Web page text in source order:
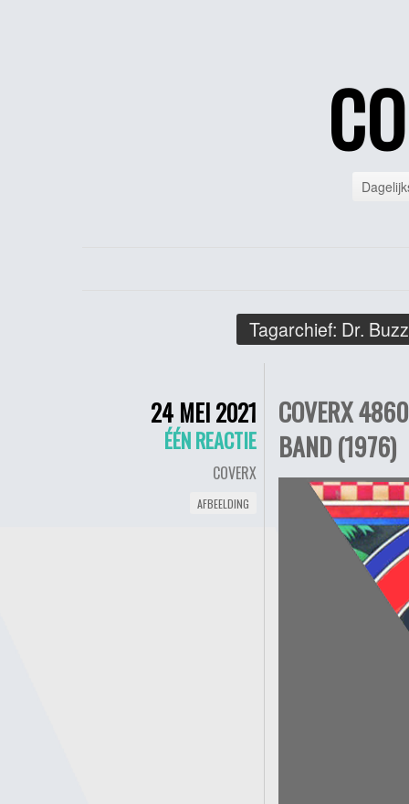
Tagarchief: Dr.
24 MEI 2021
ÉÉN REACTIE
COVERX
AFBEELDING
COVERX
BAND (1976)